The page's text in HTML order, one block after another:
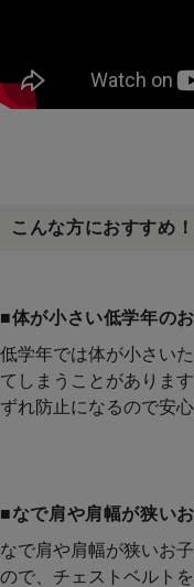
こんな方におすすめ！
■体が小さい低学年の
低学年では体が小さい
てしまうことがありま
ずれ防止になるので安心
■なで肩や肩幅が狭い
なで肩や肩幅が狭いお
ので、チェストベルト